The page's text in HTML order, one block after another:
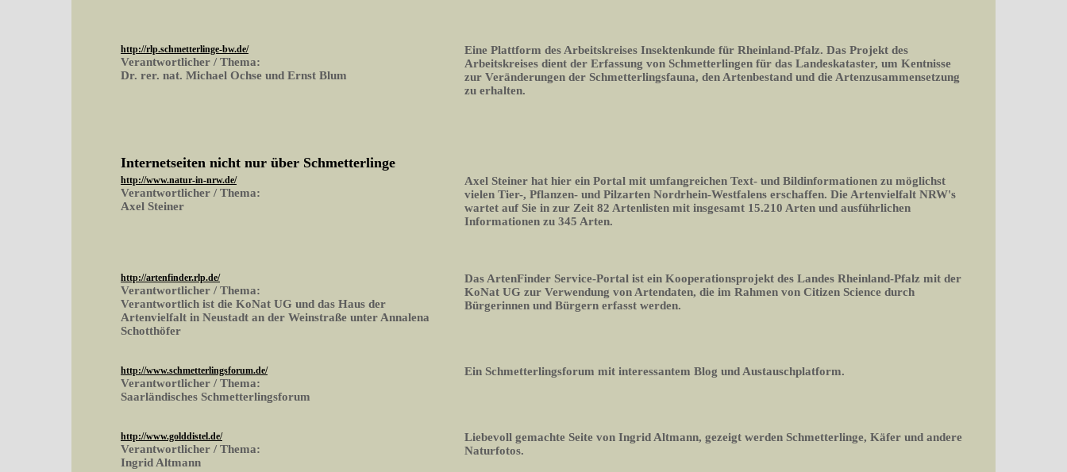
http://rlp.schmetterlinge-bw.de/
Verantwortlicher / Thema:
Dr. rer. nat. Michael Ochse und Ernst Blum
Eine Plattform des Arbeitskreises Insektenkunde für Rheinland-Pfalz. Das Projekt des
Arbeitskreises dient der Erfassung von Schmetterlingen für das Landeskataster, um Kentnisse
zur Veränderungen der Schmetterlingsfauna, den Artenbestand und die Artenzusammensetzung
zu erhalten.
Internetseiten nicht nur über Schmetterlinge
http://www.natur-in-nrw.de/
Verantwortlicher / Thema:
Axel Steiner
Axel Steiner hat hier ein Portal mit umfangreichen Text- und Bildinformationen zu möglichst
vielen Tier-, Pflanzen- und Pilzarten Nordrhein-Westfalens erschaffen. Die Artenvielfalt NRW's
wartet auf Sie in zur Zeit 82 Artenlisten mit insgesamt 15.210 Arten und ausführlichen
Informationen zu 345 Arten.
http://artenfinder.rlp.de/
Verantwortlicher / Thema:
Verantwortlich ist die KoNat UG und das Haus der
Artenvielfalt in Neustadt an der Weinstraße unter Annalena
Schotthöfer
Das ArtenFinder Service-Portal ist ein Kooperationsprojekt des Landes Rheinland-Pfalz mit der
KoNat UG zur Verwendung von Artendaten, die im Rahmen von Citizen Science durch
Bürgerinnen und Bürgern erfasst werden.
http://www.schmetterlingsforum.de/
Verantwortlicher / Thema:
Saarländisches Schmetterlingsforum
Ein Schmetterlingsforum mit interessantem Blog und Austauschplatform.
http://www.golddistel.de/
Verantwortlicher / Thema:
Ingrid Altmann
Liebevoll gemachte Seite von Ingrid Altmann, gezeigt werden Schmetterlinge, Käfer und andere
Naturfotos.